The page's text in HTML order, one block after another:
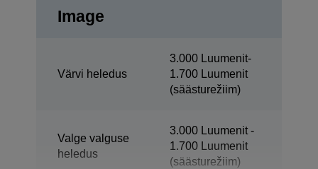
Image
Värvi heledus
3.000 Luumenit-
1.700 Luumenit
(säästurežiim)
Valge valguse
heledus
3.000 Luumenit -
1.700 Luumenit
(säästurežiim)